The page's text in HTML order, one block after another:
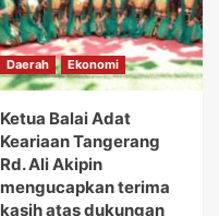
Daerah Ekonomi
Ketua Balai Adat
Keariaan Tangerang
Rd. Ali Akipin
mengucapkan terima
kasih atas dukungan